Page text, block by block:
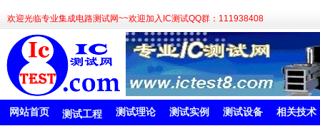
欢迎光临专业集成电路测试网~~欢迎加入IC测试QQ群：111938408
网站首页 测试工程 测试理论 测试实例 测试设备 相关技术